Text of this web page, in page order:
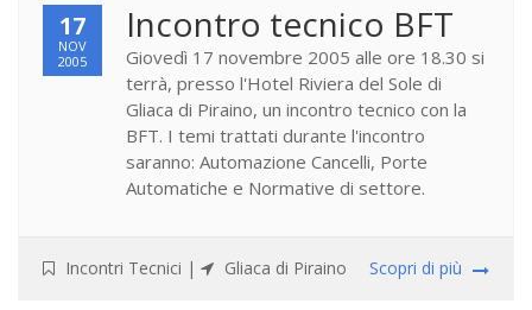
17
NOV
2005
Incontro tecnico BFT
Giovedì 17 novembre 2005 alle ore 18.30 si
terrà, presso l'Hotel Riviera del Sole di
Gliaca di Piraino, un incontro tecnico con la
BFT. I temi trattati durante l'incontro
saranno: Automazione Cancelli, Porte
Automatiche e Normative di settore.
Incontri Tecnici | Gliaca di Piraino Scopri di più